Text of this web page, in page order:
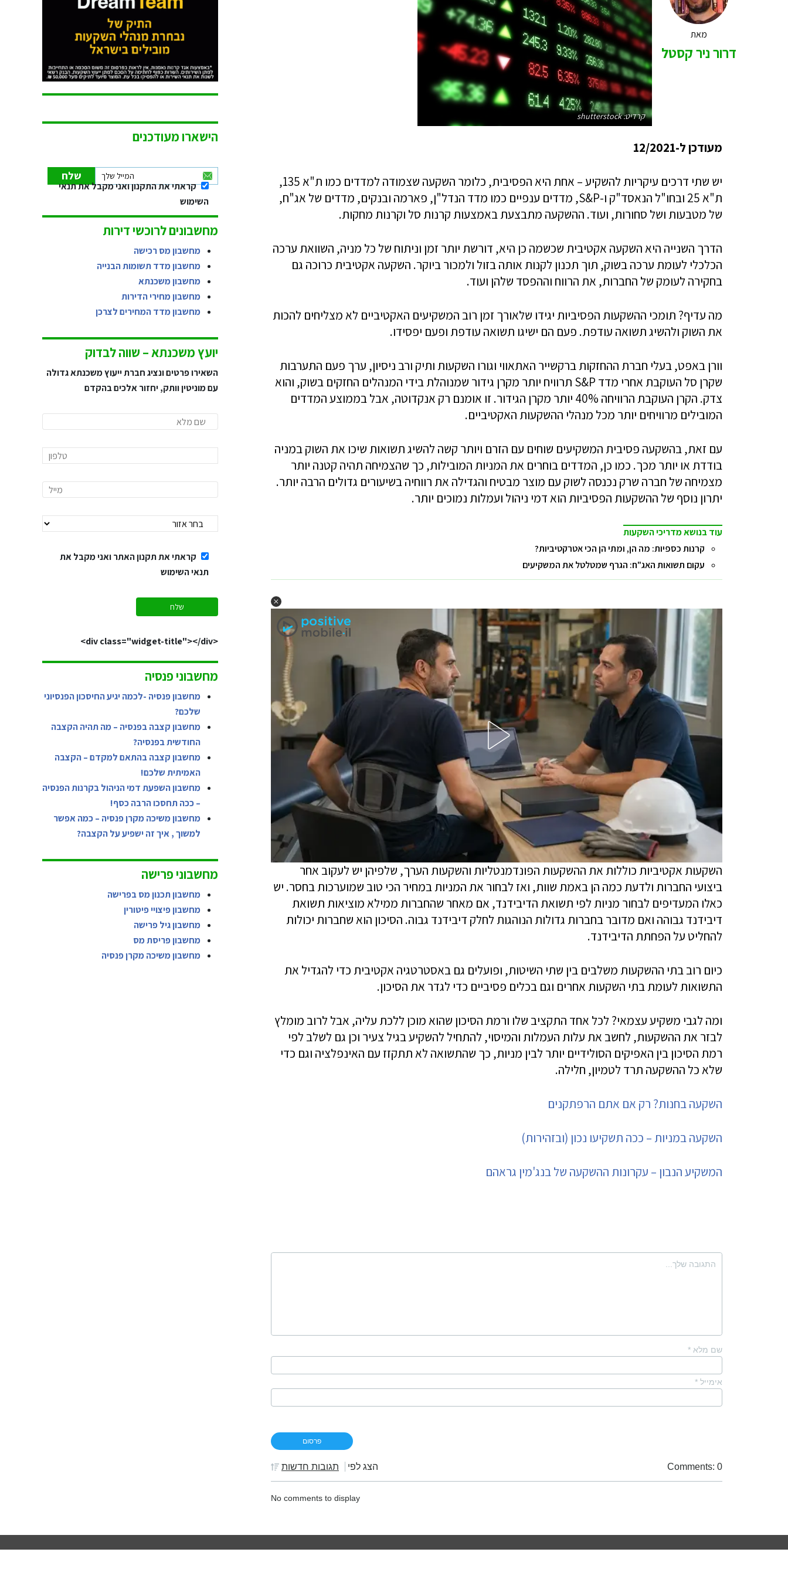
מאת
דרור ניר קסטל
קרדיט: shutterstock
מעודכן ל-12/2021
יש שתי דרכים עיקריות להשקיע – אחת היא הפסיבית, כלומר השקעה שצמודה למדדים כמו ת"א 135,
ת"א 25 ובחו"ל הנאסד"ק ו-S&P, מדדים ענפיים כמו מדד הנדל"ן, פארמה ובנקים, מדדים של אג"ח,
של מטבעות ושל סחורות, ועוד. ההשקעה מתבצעת באמצעות קרנות סל וקרנות מחקות.
הדרך השנייה היא השקעה אקטיבית שכשמה כן היא, דורשת יותר זמן וניתוח של כל מניה, השוואת ערכה
הכלכלי לעומת ערכה בשוק, תוך תכנון לקנות אותה בזול ולמכור ביוקר. השקעה אקטיבית כרוכה גם
בחקירה לעומק של החברות, את הרווח וההפסד שלהן ועוד.
מה עדיף? תומכי ההשקעות הפסיביות יגידו שלאורך זמן רוב המשקיעים האקטיביים לא מצליחים להכות
את השוק ולהשיג תשואה עודפת. פעם הם ישיגו תשואה עודפת ופעם יפסידו.
וורן באפט, בעלי חברת ההחזקות ברקשייר האתאווי וגורו השקעות ותיק ורב ניסיון, ערך פעם התערבות
שקרן סל העוקבת אחרי מדד S&P תרוויח יותר מקרן גידור שמנוהלת בידי המנהלים החזקים בשוק, והוא
צדק. הקרן העוקבת הרוויחה 40% יותר מקרן הגידור. זו אומנם רק אנקדוטה, אבל בממוצע המדדים
המובילים מרוויחים יותר מכל מנהלי ההשקעות האקטיביים.
עם זאת, בהשקעה פסיבית המשקיעים שוחים עם הזרם ויותר קשה להשיג תשואות שיכו את השוק במניה
בודדת או יותר מכך. כמו כן, המדדים בוחרים את המניות המובילות, כך שהצמיחה תהיה קטנה יותר
מצמיחה של חברה שרק נכנסה לשוק עם מוצר מבטיח והגדילה את רווחיה בשיעורים גדולים הרבה יותר.
יתרון נוסף של ההשקעות הפסיביות הוא דמי ניהול ועמלות נמוכים יותר.
עוד בנושא מדריכי השקעות
קרנות כספיות: מה הן, ומתי הן הכי אטרקטיביות?
עקום תשואות האג"ח: הגרף שמטלטל את המשקיעים
השקעות אקטיביות כוללות את ההשקעות הפונדמנטליות והשקעות הערך, שלפיהן יש לעקוב אחר
ביצועי החברות ולדעת כמה הן באמת שוות, ואז לבחור את המניות במחיר הכי טוב שמוערכות בחסר. יש
כאלו המעדיפים לבחור מניות לפי תשואת הדיבידנד, אם מאחר שהחברות ממילא מוציאות תשואת
דיבידנד גבוהה ואם מדובר בחברות גדולות הנוהגות לחלק דיבידנד גבוה. הסיכון הוא שחברות יכולות
להחליט על הפחתת הדיבידנד.
כיום רוב בתי ההשקעות משלבים בין שתי השיטות, ופועלים גם באסטרטגיה אקטיבית כדי להגדיל את
התשואות לעומת בתי השקעות אחרים וגם בכלים פסיביים כדי לגדר את הסיכון.
ומה לגבי משקיע עצמאי? לכל אחד התקציב שלו ורמת הסיכון שהוא מוכן ללכת עליה, אבל לרוב מומלץ
לבזר את ההשקעות, לחשב את עלות העמלות והמיסוי, להתחיל להשקיע בגיל צעיר וכן גם לשלב לפי
רמת הסיכון בין האפיקים הסולידיים יותר לבין מניות, כך שהתשואה לא תתקזז עם האינפלציה וגם כדי
שלא כל ההשקעה תרד לטמיון, חלילה.
השקעה בחנות? רק אם אתם הרפתקנים
השקעה במניות – ככה תשקיעו נכון (ובזהירות)
המשקיע הנבון – עקרונות ההשקעה של בנג'מין גראהם
שם מלא *
אימייל *
Comments: 0 הצג לפי תגובות חדשות
No comments to display
הישארו מעודכנים
קראתי את התקנון ואני מקבל את תנאי
השימוש
מחשבונים לרוכשי דירות
מחשבון מס רכישה
מחשבון מדד תשומות הבנייה
מחשבון משכנתא
מחשבון מחירי הדירות
מחשבון מדד המחירים לצרכן
יועץ משכנתא – שווה לבדוק
השאירו פרטים ונציג חברת ייעוץ משכנתא גדולה
עם מוניטין וותק, יחזור אלכים בהקדם
קראתי את תקנון האתר ואני מקבל את
תנאי השימוש
<div class="widget-title"></div>
מחשבוני פנסיה
מחשבון פנסיה -לכמה יגיע החיסכון הפנסיוני
שלכם?
מחשבון קצבה בפנסיה – מה תהיה הקצבה
החודשית בפנסיה?
מחשבון קצבה בהתאם למקדם – הקצבה
האמיתית שלכם!
מחשבון השפעת דמי הניהול בקרנות הפנסיה
– ככה תחסכו הרבה כסף!
מחשבון משיכה מקרן פנסיה – כמה אפשר
למשוך , איך זה ישפיע על הקצבה?
מחשבוני פרישה
מחשבון תכנון מס בפרישה
מחשבון פיצויי פיטורין
מחשבון גיל פרישה
מחשבון פריסת מס
מחשבון משיכה מקרן פנסיה